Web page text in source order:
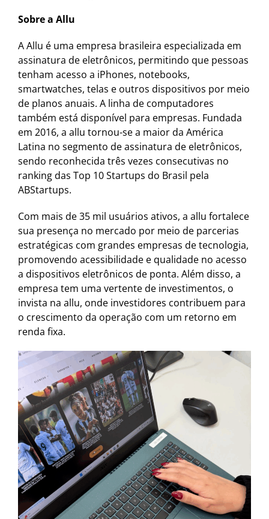
Sobre a Allu
A Allu é uma empresa brasileira especializada em
assinatura de eletrônicos, permitindo que pessoas
tenham acesso a iPhones, notebooks,
smartwatches, telas e outros dispositivos por meio
de planos anuais. A linha de computadores
também está disponível para empresas. Fundada
em 2016, a allu tornou-se a maior da América
Latina no segmento de assinatura de eletrônicos,
sendo reconhecida três vezes consecutivas no
ranking das Top 10 Startups do Brasil pela
ABStartups.
Com mais de 35 mil usuários ativos, a allu fortalece
sua presença no mercado por meio de parcerias
estratégicas com grandes empresas de tecnologia,
promovendo acessibilidade e qualidade no acesso
a dispositivos eletrônicos de ponta. Além disso, a
empresa tem uma vertente de investimentos, o
invista na allu, onde investidores contribuem para
o crescimento da operação com um retorno em
renda fixa.